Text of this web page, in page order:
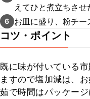
えてひと煮立ちさせ
6 お皿に盛り、粉チー
コツ・ポイント
既に味が付いている
ますので塩加減は、
茹で時間はパッケー